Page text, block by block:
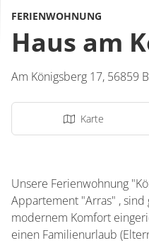
FERIENWOHNUNG
Haus am
Am Königsberg 17, 56859
Karte
Unsere Ferienwohnung
Appartement "Arras" ,
modernem Komfort
einen Familienurlaub